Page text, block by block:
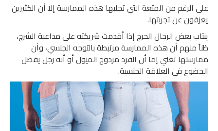
على الرغم من المتعة التي تجلبها هذه الممارسة إلا أن الكثيرين
يعزفون عن تجربتها.
ينتاب بعض الرجال الحرج إذا أقدمت شريكته على مداعبة الشرج،
ظناً منهم أن هذه الممارسة مرتبطة بالتوجه الجنسي، وأن
ممارستها تعني إما أن الفرد مزدوج الميول أو أنه رجل يفضل
الخضوع في العلاقة الجنسية.